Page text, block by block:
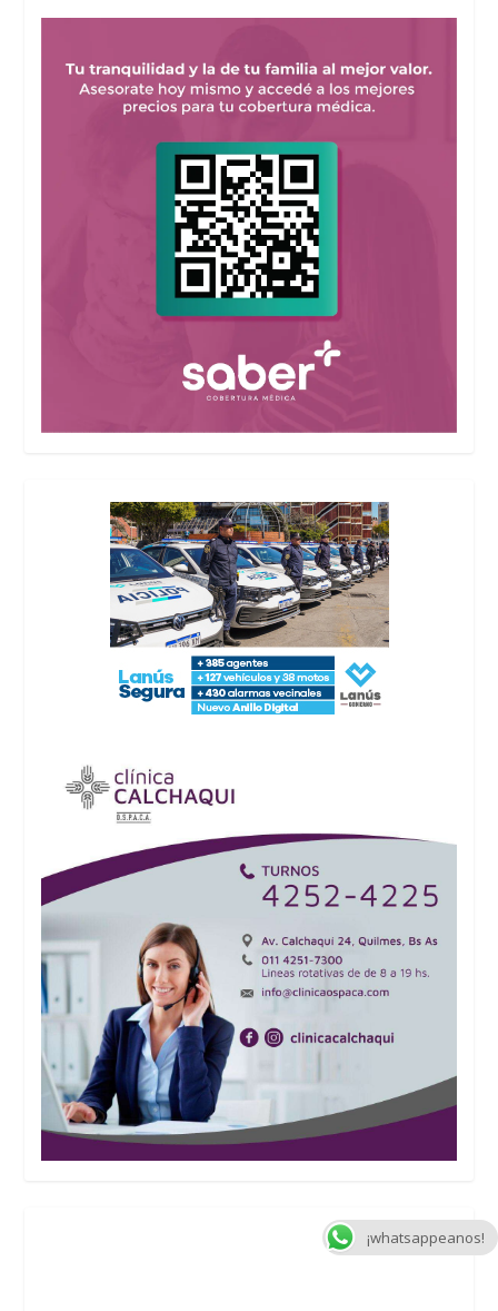
¡whatsappeanos!